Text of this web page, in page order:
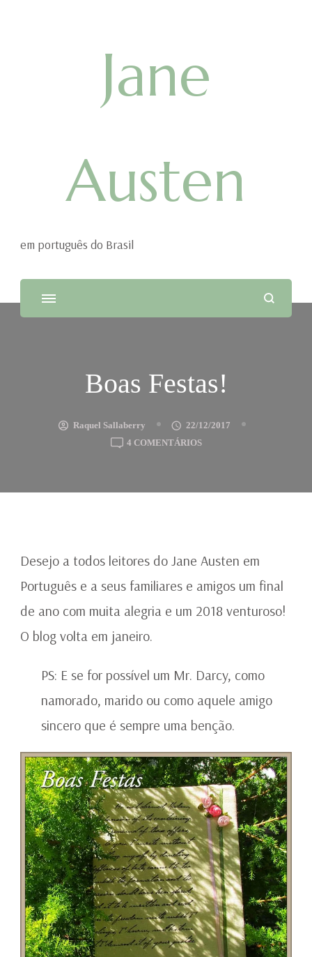
Jane
Austen
em português do Brasil
Boas Festas!
Raquel Sallaberry
22/12/2017
4 COMENTÁRIOSEM
Desejo a todos leitores do Jane Austen em
Português e a seus familiares e amigos um final
de ano com muita alegria e um 2018 venturoso!
O blog volta em janeiro.
PS: E se for possível um Mr. Darcy, como
namorado, marido ou como aquele amigo
sincero que é sempre uma benção.